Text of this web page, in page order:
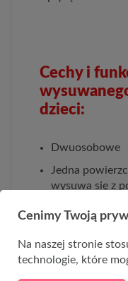
Cechy i
dzieci:
Dwuosobowe
Jedna
wysuwa się z
Po środku
na pościel
Dlugość
Szerokość
Cenimy Twoją
Na naszej stronie
technologie, które